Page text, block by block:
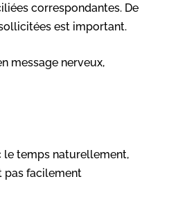
correspondantes. De
est important.
message nerveux,
le temps naturellement,
pas facilement